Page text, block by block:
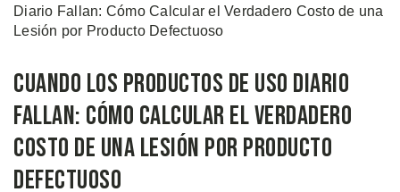
Diario Fallan: Cómo Calcular el Verdadero Costo de una
Lesión por Producto Defectuoso
Cuando los Productos de Uso Diario
Fallan: Cómo Calcular el Verdadero
Costo de una Lesión por Producto
Defectuoso